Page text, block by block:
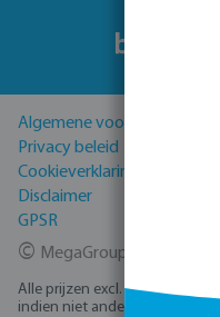
Algemene voorwaarden
Privacy beleid
Cookieverklaring
Disclaimer
GPSR
© MegaGroup Trade 2026
Alle prijzen excl. BTW plus
indien niet anders vermeld.